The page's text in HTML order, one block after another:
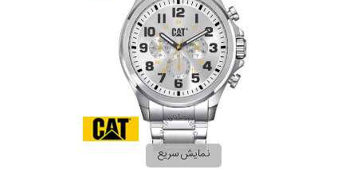
نمایش سریع